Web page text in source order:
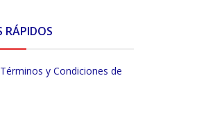
RÁPIDOS
y Condiciones de